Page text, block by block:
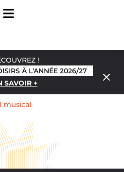
!
À L'ANNÉE 2026/27
SAVOIR +
musical